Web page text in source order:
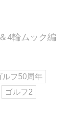
4輪ムック編
ルフ50周年
ゴルフ2